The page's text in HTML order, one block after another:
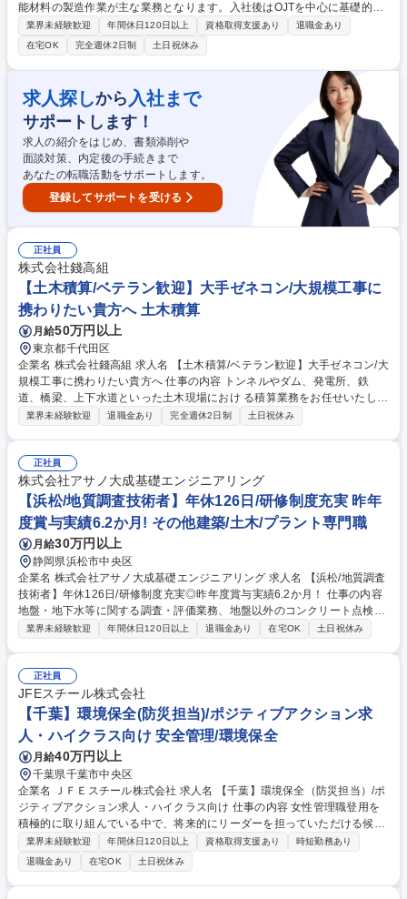
能材料の製造作業が主な業務となります。入社後はOJTを中心に基礎的な
業務から育成を実施します。マテハンでの原材料取扱い、各種生産機器の
操作・監視測定および記録などの作業がメインです。 【業務習得につい
て】作業において手順書がありそちらに沿って業務を遂行していただくた
め未経験の方でも安心して就業いただけます。 【業務詳細】■安全衛生活
動 ■改善提案活動 ■簡単な技術検討、設備保全グループへの修理依頼等 ■
各マネジメントシステムの運用と改善 ■現場の4S維持 ■工場内での電子材
料などの製造作業 募集職種 【群馬/製造(電子材料・化学品)】未経験・第
二新卒歓迎/味の素G/日勤のみ
業界未経験歓迎 年間休日120日以上 資格取得支援あり
退職金あり
在宅OK
完全週休2日制 土日祝休み
求人探しから 入社まで
サポートします！
求人の紹介をはじめ、書類添削や
面談対策、内定後の手続きまで
あなたの転職活動をサポートします。
登録してサポートを受ける
正社員
株式会社錢高組
【土木積算/ベテラン歓迎】大手ゼネコン/大規模工事に
携わりたい貴方へ 土木積算
月給50万円以上
東京都千代田区
企業名 株式会社錢高組 求人名 【土木積算/ベテラン歓迎】大手ゼネコン/大
規模工事に携わりたい貴方へ 仕事の内容 トンネルやダム、発電所、鉄
道、橋梁、上下水道といった土木現場におけ る積算業務をお任せいたしま
す。大規模案件を中心に様々な構造物 に関わる事ができる為、スキルアッ
チャレンジ可能です。 ≪案件例≫ワルミ大橋/関西国際空港島/但東ダム/中
央環状品川線/神崎川 橋梁/瀬戸大橋/軍艦島/種子島基地/勝鬨橋/ナイル川源
流橋 等 ※特に強みを持つ橋梁はもちろん、ダム・トンネル・道路等、
様々な用途 の大型構造物に携わることが可能な点も、当社ならではの魅力
です。 募集職種 【土木積算/ベテラン歓迎】大手ゼネコン/大規模工事に携
わりたい貴方へ
業界未経験歓迎 退職金あり 完全週休2日制 土日祝休み
正社員
株式会社アサノ大成基礎エンジニアリング
【浜松/地質調査技術者】年休126日/研修制度充実 昨年
度賞与実績6.2か月! その他建築/土木/プラント専門職
月給30万円以上
静岡県浜松市中央区
企業名 株式会社アサノ大成基礎エンジニアリング 求人名 【浜松/地質調査
技術者】年休126日/研修制度充実◎昨年度賞与実績6.2か月！ 仕事の内容
地盤・地下水等に関する調査・評価業務、地盤以外のコンクリート点検業
務等を担当いただきます。具体的には、調査計画書立案・提案から協力会
内業の日は在宅勤務(リモートワーク)も可能です。 ・キャリアについて：
技術士資格の取得支援制度がありますのでサポート充実。キャリアステッ
プも昇格だけでなく設計や解析、営業など新たなポジションにチャレンジ
した事例もあります。 募集職種 【浜松/地質調査技術者】年休126日/研修
制度充実◎昨年度賞与実績6.2か月！
業界未経験歓迎 年間休日120日以上 退職金あり 在宅OK 土日祝休み
正社員
JFEスチール株式会社
【千葉】環境保全(防災担当)/ポジティブアクション求
人・ハイクラス向け 安全管理/環境保全
月給40万円以上
千葉県千葉市中央区
企業名 ＪＦＥスチール株式会社 求人名 【千葉】環境保全（防災担当）/ポ
ジティブアクション求人・ハイクラス向け 仕事の内容 女性管理職登用を
積極的に取り組んでいる中で、将来的にリーダーを担っていただける候補
者を募集します。主に製鉄所における防災関連の官公庁対応、災害予防、
防災訓練、設備改善立案～実行等を担当いただきます。 【業務例】防災に
関する法令（消防法、石災法、高圧ガス保安法など）対応、社内および協
定会社への是正指導、などが主業務です。製造プロセスにおける防災に貢
業界未経験歓迎 年間休日120日以上 資格取得支援あり
時短勤務あり
退職金あり
在宅OK 土日祝休み